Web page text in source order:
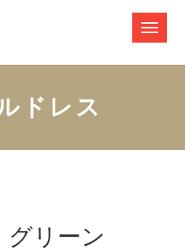
ドレス
グリーン